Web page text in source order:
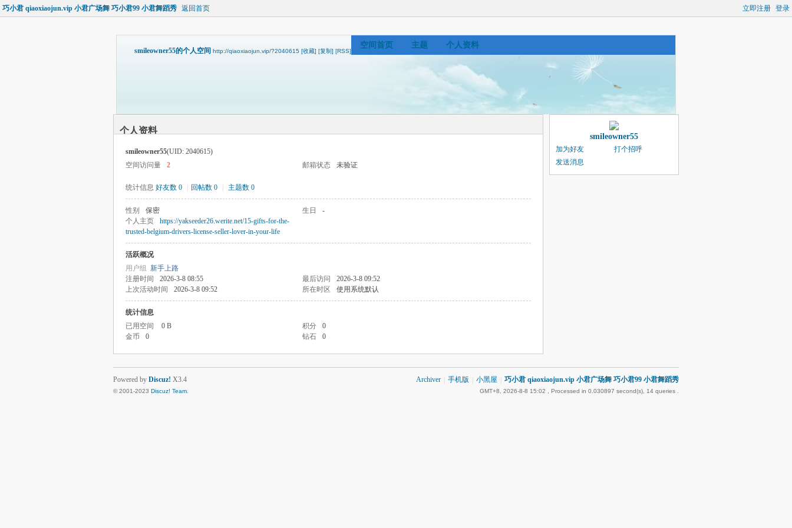
立即注册 登录
巧小君 qiaoxiaojun.vip 小君广场舞 巧小君99 小君舞蹈秀 返回首页
smileowner55的个人空间 http://qiaoxiaojun.vip/?2040615 [收藏] [复制] [RSS]
空间首页 主题 个人资料
个人资料
smileowner55(UID: 2040615)
空间访问量
2 邮箱状态 未验证
统计信息 好友数 0 回帖数 0 主题数 0
性别 保密 生日
-
个人主页
https://yakseeder26.werite.net/15-gifts-for-the-
trusted-belgium-drivers-license-seller-lover-in-your-life
活跃概况
用户组 新手上路
注册时间
2026-3-8 08:55 最后访问
2026-3-8 09:52
上次活动时间
2026-3-8 09:52 所在时区 使用系统默认
统计信息
已用空间
0 B 积分
0
金币
0 钻石 0
smileowner55
加为好友
打个招呼
发送消息
Archiver 手机版 小黑屋 巧小君 qiaoxiaojun.vip 小君广场舞 巧小君99 小君舞蹈秀
GMT+8, 2026-8-8 15:02 , Processed in 0.030897 second(s), 14 queries .
Powered by Discuz! X3.4
© 2001-2023 Discuz! Team